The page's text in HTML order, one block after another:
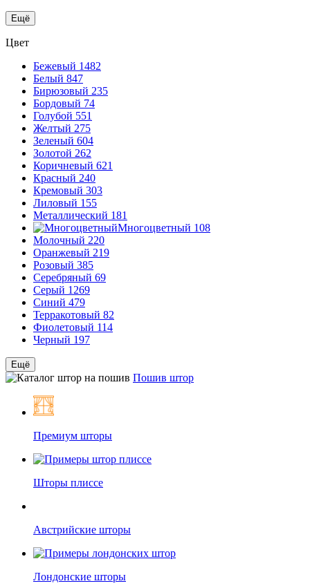
Ещё
Цвет
Бежевый 1482
Белый 847
Бирюзовый 235
Бордовый 74
Голубой 551
Желтый 275
Зеленый 604
Золотой 262
Коричневый 621
Красный 240
Кремовый 303
Лиловый 155
Металлический 181
Многоцветный 108
Молочный 220
Оранжевый 219
Розовый 385
Серебряный 69
Серый 1269
Синий 479
Терракотовый 82
Фиолетовый 114
Черный 197
Ещё
Пошив штор
Премиум шторы
Шторы плиссе
Австрийские шторы
Лондонские шторы